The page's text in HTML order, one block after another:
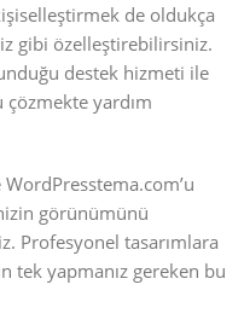
de oldukça
gibi özelleştirebilirsiniz.
destek hizmeti ile
çözmekte yardım
görünümünü
Profesyonel tasarımlara
tek yapmanız gereken bu